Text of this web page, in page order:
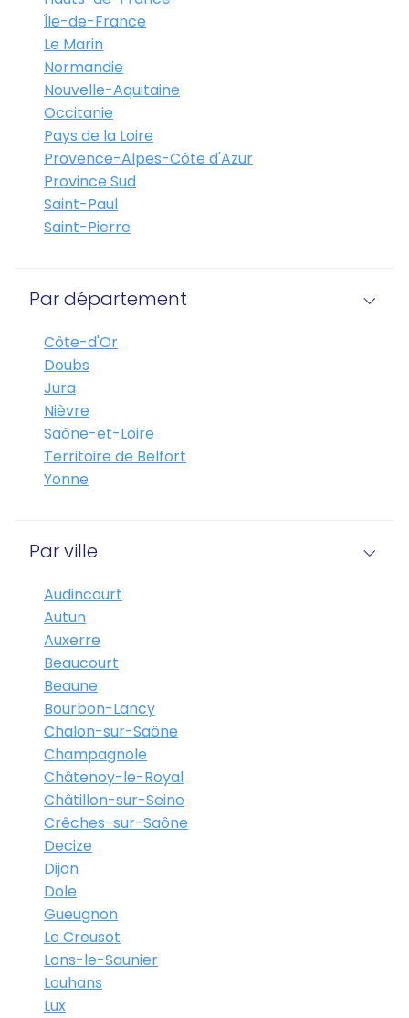
Île-de-France
Le Marin
Normandie
Nouvelle-Aquitaine
Occitanie
Pays de la Loire
Provence-Alpes-Côte d'Azur
Province Sud
Saint-Paul
Saint-Pierre
Par département
Côte-d'Or
Doubs
Jura
Nièvre
Saône-et-Loire
Territoire de Belfort
Yonne
Par ville
Audincourt
Autun
Auxerre
Beaucourt
Beaune
Bourbon-Lancy
Chalon-sur-Saône
Champagnole
Châtenoy-le-Royal
Châtillon-sur-Seine
Crêches-sur-Saône
Decize
Dijon
Dole
Gueugnon
Le Creusot
Lons-le-Saunier
Louhans
Lux